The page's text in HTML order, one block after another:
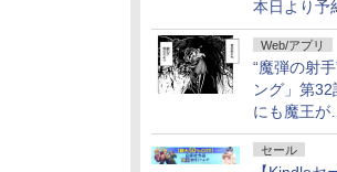
本日より予
月16日まで
Web/アプリ
“魔弾の射
ング」第
にも魔王
セール